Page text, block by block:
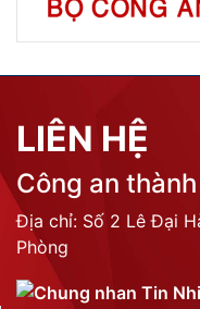
LIÊN HỆ
Công an
Địa chỉ: Số 2 Lê Đại
Phòng